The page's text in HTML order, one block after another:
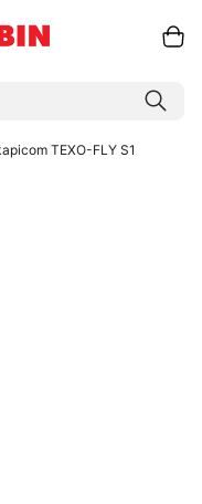
TEXO-FLY S1